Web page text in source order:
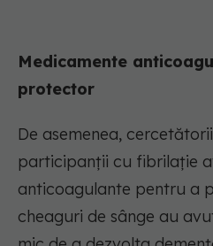
Medicamente
protector
De asemenea,
participanții cu fibrilație
anticoagulante pentru a
cheaguri de sânge au